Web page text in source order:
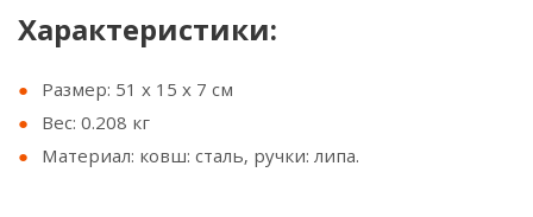
Характеристики:
Размер: 51 х 15 х 7 см
Вес: 0.208 кг
Материал: ковш: сталь, ручки: липа.